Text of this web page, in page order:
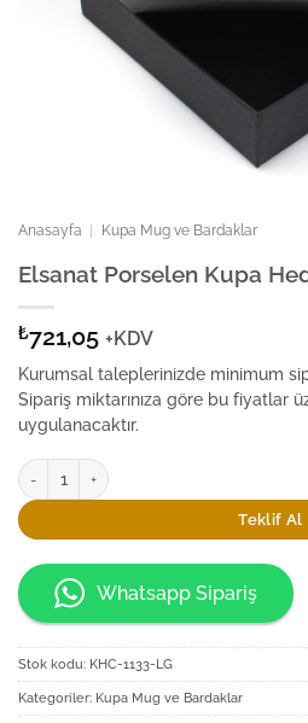
Anasayfa Kupa Mug ve Bardaklar
Elsanat Porselen Kupa
₺721,05 +KDV
Kurumsal taleplerinizde minimum
Sipariş miktarınıza göre bu fiyatlar
uygulanacaktır.
Elsanat Porselen Kupa Hediyelik adet
Teklif Al
Whatsapp Sipariş
Stok kodu: KHC-1133-LG
Kategoriler: Kupa Mug ve Bardaklar